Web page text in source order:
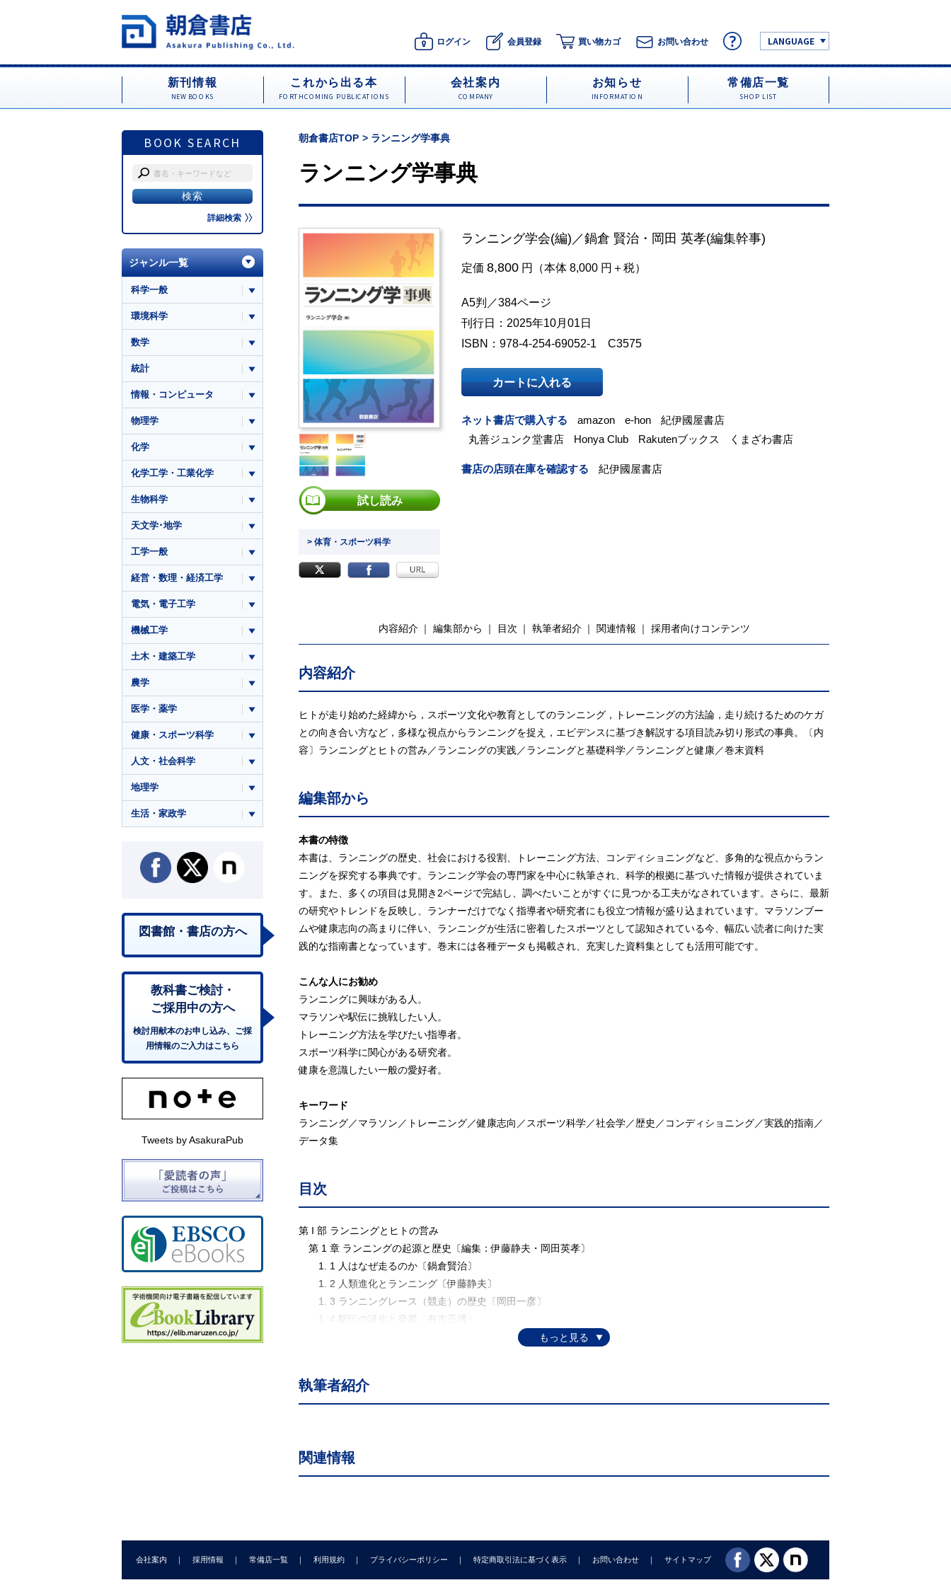
ログイン 会員登録 買い物カゴ お問い合わせ LANGUAGE
新刊情報
NEW BOOKS
これから出る本
FORTHCOMING PUBLICATIONS
会社案内
COMPANY
お知らせ
INFORMATION
常備店一覧
SHOP LIST
BOOK SEARCH
詳細検索
朝倉書店TOP ランニング学事典
ランニング学事典
試し読み
> 体育・スポーツ科学
ランニング学会(編)／鍋倉 賢治 ・ 岡田 英孝(編集幹事)
定価 8,800 円（本体 8,000 円＋税）
A5判／384ページ
刊行日：2025年10月01日
ISBN：978-4-254-69052-1 C3575
カートに入れる
ネット書店で購入する amazon e-hon
紀伊國屋書店
丸善ジュンク堂書店
Honya Club Rakutenブックス くまざわ書店
書店の店頭在庫を確認する 紀伊國屋書店
内容紹介 編集部から 目次 執筆者紹介 関連情報 採用者向けコンテンツ
内容紹介
ヒトが走り始めた経緯から，スポーツ文化や教育としてのランニング，トレーニングの方法論，走り続けるためのケガ
との向き合い方など，多様な視点からランニングを捉え，エビデンスに基づき解説する項目読み切り形式の事典。〔内
容〕ランニングとヒトの営み／ランニングの実践／ランニングと基礎科学／ランニングと健康／巻末資料
編集部から
本書の特徴
本書は、ランニングの歴史、社会における役割、トレーニング方法、コンディショニングなど、多角的な視点からラン
ニングを探究する事典です。ランニング学会の専門家を中心に執筆され、科学的根拠に基づいた情報が提供されていま
す。また、多くの項目は見開き2ページで完結し、調べたいことがすぐに見つかる工夫がなされています。さらに、最新
の研究やトレンドを反映し、ランナーだけでなく指導者や研究者にも役立つ情報が盛り込まれています。マラソンブー
ムや健康志向の高まりに伴い、ランニングが生活に密着したスポーツとして認知されている今、幅広い読者に向けた実
践的な指南書となっています。巻末には各種データも掲載され、充実した資料集としても活用可能です。
こんな人にお勧め
ランニングに興味がある人。
マラソンや駅伝に挑戦したい人。
トレーニング方法を学びたい指導者。
スポーツ科学に関心がある研究者。
健康を意識したい一般の愛好者。
キーワード
ランニング／マラソン／トレーニング／健康志向／スポーツ科学／社会学／歴史／コンディショニング／実践的指南／
データ集
目次
第 I 部 ランニングとヒトの営み
第 1 章 ランニングの起源と歴史〔編集：伊藤静夫・岡田英孝〕
1. 1 人はなぜ走るのか〔鍋倉賢治〕
1. 2 人類進化とランニング〔伊藤静夫〕
1. 3 ランニングレース（競走）の歴史〔岡田一彦〕
1. 4 駅伝の誕生と発展〔有吉正博〕
1. 8 オリンピックマラソン選考概略史〔河野 匡〕
コラム 1-1 メキシコの走る民〔山内 武〕
第 2 章 ランニングと社会・教育（ランニングの社会学）〔編集：伊藤静夫・佐藤善人〕
2. 1 マラソンブーム〔鍋倉賢治〕
2. 6 ランニング文化を創る世界の国々〔山西哲郎〕
執筆者紹介
関連情報
ジャンル一覧
科学一般
環境科学
数学
統計
情報・コンピュータ
物理学
化学
化学工学・工業化学
生物科学
天文学･地学
工学一般
経営・数理・経済工学
電気・電子工学
機械工学
土木・建築工学
農学
医学・薬学
健康・スポーツ科学
人文・社会科学
地理学
生活・家政学
図書館・書店の方へ
教科書ご検討・
ご採用中の方へ
検討用献本のお申し込み、ご採
用情報のご入力はこちら
Tweets by AsakuraPub
会社案内 採用情報 常備店一覧 利用規約 プライバシーポリシー 特定商取引法に基づく表示 お問い合わせ サイトマップ